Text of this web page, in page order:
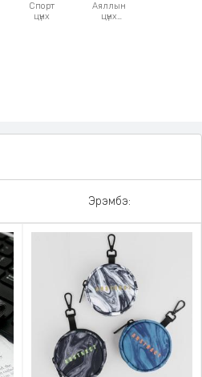
Спорт
цүнх
Аяллын
цүнх
Эрэмбэ: